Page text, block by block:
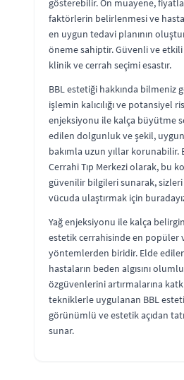
gösterebilir. Ön muayene,
faktörlerin belirlenmesi ve
en uygun tedavi planının
öneme sahiptir. Güvenli ve
klinik ve cerrah seçimi esastır.
BBL estetiği hakkında bilmeniz
işlemin kalıcılığı ve potansiyel
enjeksiyonu ile kalça büyütme
edilen dolgunluk ve şekil,
bakımla uzun yıllar korunabilir.
Cerrahi Tıp Merkezi olarak, bu
güvenilir bilgileri sunarak,
vücuda ulaştırmak için
Yağ enjeksiyonu ile kalça
estetik cerrahisinde en popüler
yöntemlerden biridir. Elde
hastaların beden algısını
özgüvenlerini artırmalarına
tekniklerle uygulanan BBL
görünümlü ve estetik açıdan
sunar.